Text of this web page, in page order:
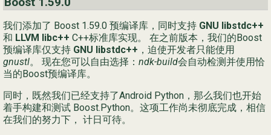
我们添加了 Boost 1.59.0 预编译库，同时支持 GNU libstdc++
和 LLVM libc++ C++标准库实现。 在之前版本，我们的Boost
预编译库仅支持 GNU libstdc++ ，迫使开发者只能使用
gnustl。 现在您可以自由选择： ndk-build会自动检测并使用恰
当的Boost预编译库。
同时，既然我们已经支持了Android Python，那么我们也开始
着手构建和测试 Boost.Python。这项工作尚未彻底完成，相信
在我们的努力下， 计日可待。